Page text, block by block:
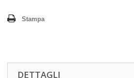
Stampa
DETTAGLI